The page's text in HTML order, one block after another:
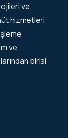
ve
hizmetleri
ve
birisi